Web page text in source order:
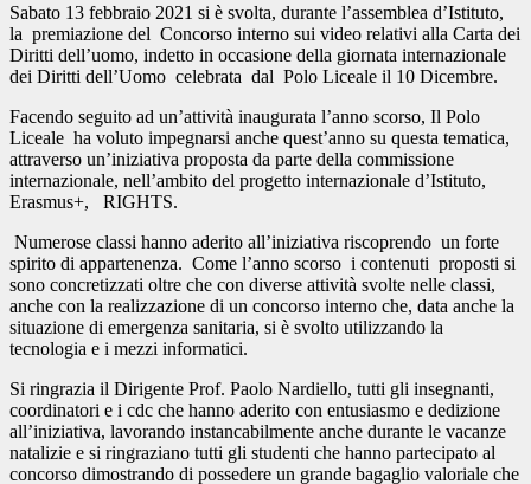
Sabato 13 febbraio 2021 si è svolta, durante l’assemblea d’Istituto,
la premiazione del Concorso interno sui video relativi alla Carta dei
Diritti dell’uomo, indetto in occasione della giornata internazionale
dei Diritti dell’Uomo celebrata dal Polo Liceale il 10 Dicembre.
Facendo seguito ad un’attività inaugurata l’anno scorso, Il Polo
Liceale ha voluto impegnarsi anche quest’anno su questa tematica,
attraverso un’iniziativa proposta da parte della commissione
internazionale, nell’ambito del progetto internazionale d’Istituto,
Erasmus+, RIGHTS.
Numerose classi hanno aderito all’iniziativa riscoprendo un forte
spirito di appartenenza. Come l’anno scorso i contenuti proposti si
sono concretizzati oltre che con diverse attività svolte nelle classi,
anche con la realizzazione di un concorso interno che, data anche la
situazione di emergenza sanitaria, si è svolto utilizzando la
tecnologia e i mezzi informatici.
Si ringrazia il Dirigente Prof. Paolo Nardiello, tutti gli insegnanti,
coordinatori e i cdc che hanno aderito con entusiasmo e dedizione
all’iniziativa, lavorando instancabilmente anche durante le vacanze
natalizie e si ringraziano tutti gli studenti che hanno partecipato al
concorso dimostrando di possedere un grande bagaglio valoriale che